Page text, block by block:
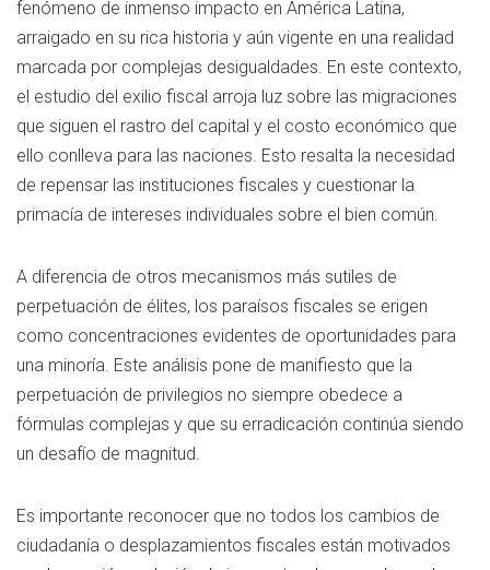
fenómeno de inmenso impacto en América Latina,
arraigado en su rica historia y aún vigente en una realidad
marcada por complejas desigualdades. En este contexto,
el estudio del exilio fiscal arroja luz sobre las migraciones
que siguen el rastro del capital y el costo económico que
ello conlleva para las naciones. Esto resalta la necesidad
de repensar las instituciones fiscales y cuestionar la
primacía de intereses individuales sobre el bien común.
A diferencia de otros mecanismos más sutiles de
perpetuación de élites, los paraísos fiscales se erigen
como concentraciones evidentes de oportunidades para
una minoría. Este análisis pone de manifiesto que la
perpetuación de privilegios no siempre obedece a
fórmulas complejas y que su erradicación continúa siendo
un desafío de magnitud.
Es importante reconocer que no todos los cambios de
ciudadanía o desplazamientos fiscales están motivados